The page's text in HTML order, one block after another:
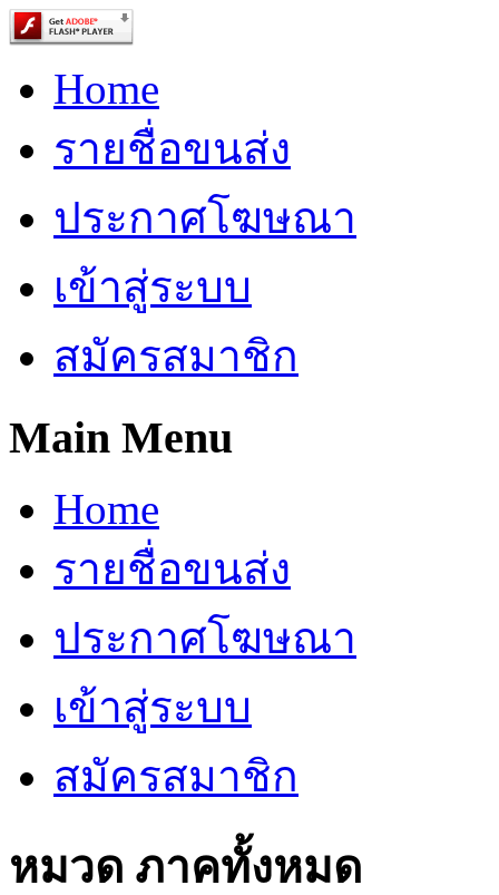
Home
รายชื่อขนส่ง
ประกาศโฆษณา
เข้าสู่ระบบ
สมัครสมาชิก
Main Menu
Home
รายชื่อขนส่ง
ประกาศโฆษณา
เข้าสู่ระบบ
สมัครสมาชิก
หมวด ภาคทั้งหมด